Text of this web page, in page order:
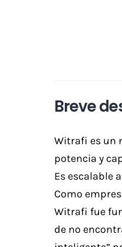
Breve
Witrafi es un
potencia y
Es escalable
Como
Witrafi fue
de no